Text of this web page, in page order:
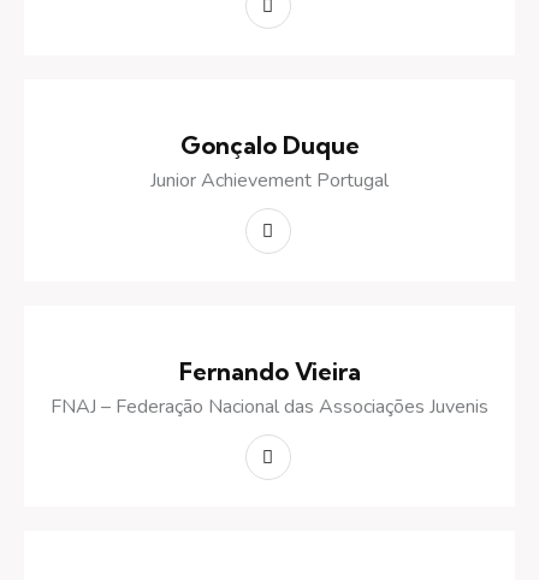
Gonçalo Duque
Junior Achievement Portugal
Fernando Vieira
FNAJ – Federação Nacional das Associações Juvenis